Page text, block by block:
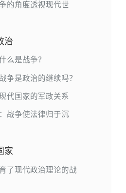
的角度透视现代世
治
么是战争？
争是政治的继续吗？
代国家的军政关系
战争使法律归于沉
家
了现代政治理论的战